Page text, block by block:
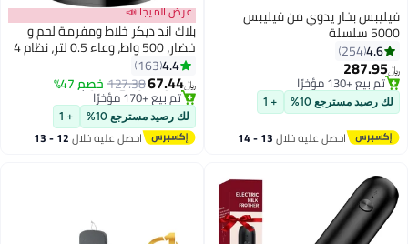
فيليبس بخار يدوي من فيليبس
5000 سلسلة
4.6
254
﷼‏287.95
#8 في كاويات بخار للملابس
باقي 6 وحدات في المخزون
تم بيع +130 مؤخرًا
#8 في كاويات بخار للملابس
لك رصيد مسترجع 10% + 1
احصل عليه خلال 13 - 14
عرض الميجا 📣
بلاك اند ديكر خلاط ومفرمة لحم و
خضار، 500 واط، وعاء 0.5 لتر، نظام 4
شفرات فولاذية، سرعة نبضية
للدقة، سحق الثلج، تصميم مدمج
وأنيق باللون الأسود، سهل التنظيف،
fc500-b5 500 ml 500 W FC500-
B5 أسود
4.4
163
﷼‏67.44
127.38خصم 47%
#2 في مفارم الأجهزة الصغيرة
أقل سعر في 30 يوم
تم بيع +170 مؤخرًا
#2 في مفارم الأجهزة الصغيرة
لك رصيد مسترجع 10% + 1
احصل عليه خلال 12 - 13